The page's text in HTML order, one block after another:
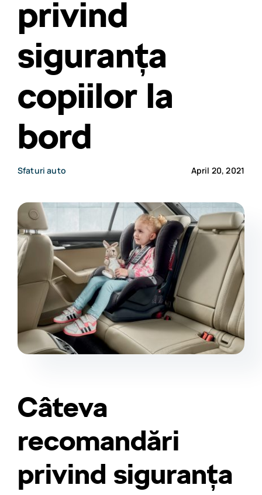
privind
siguranța
copiilor la
bord
Sfaturi auto April 20, 2021
Câteva
recomandări
privind siguranța